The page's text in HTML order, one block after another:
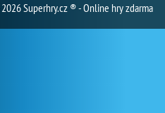
Superhry.cz ® - Online hry zdarma